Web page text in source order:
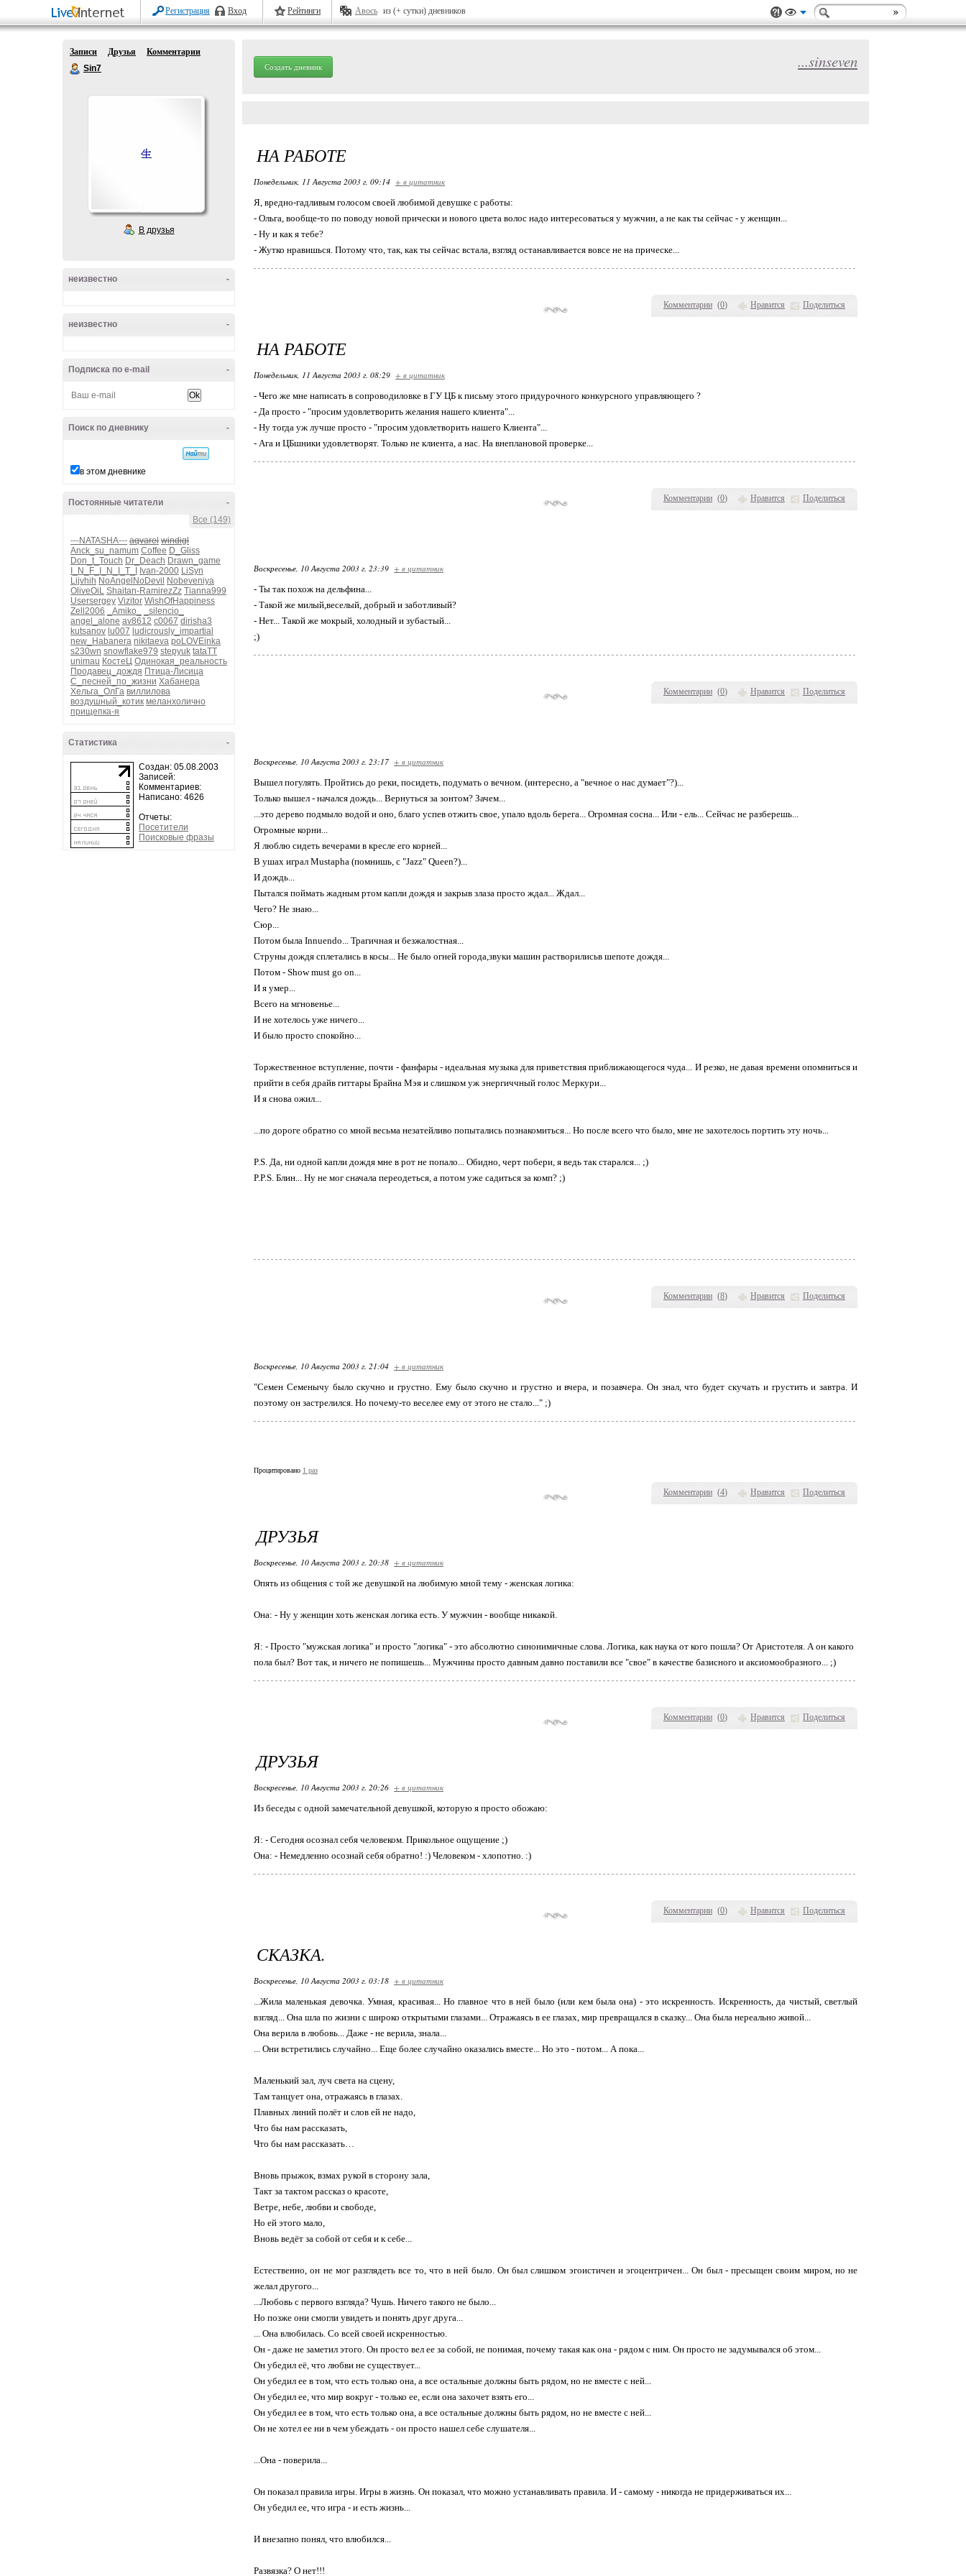
Регистрация Вход Рейтинги Авось из (+ сутки) дневников
Записи Друзья
Комментарии
Sin7
В друзья
-
неизвестно
-
неизвестно
-
Подписка по e-mail
-
Поиск по дневнику
в этом дневнике
-
Постоянные читатели
Все (149)
---NATASHA--- aqvarel windigl
Anck_su_namum Coffee D_Gliss
Don_t_Touch Dr_Deach Drawn_game
I_N_F_I_N_I_T_I
Ivan-2000 LiSyn
Lijvhih NoAngelNoDevil
Nobeveniya
OliveOiL Shaitan-RamirezZz Tianna999
Usersergey Vizitor WishOfHappiness
Zell2006
_Amiko_
_silencio_
angel_alone av8612 c0067 dirisha3
kutsanov lu007 ludicrously_impartial
new_Habanera nikitaeva poLOVEinka
s230wn snowflake979 stepyuk tataTT
unimau КостеЦ Одинокая_реальность
Продавец_дождя Птица-Лисица
С_песней_по_жизни Хабанера
Хельга_ОлГа виллилова
воздушный_котик меланхолично
прищепка-я
-
Статистика
Создан: 05.08.2003
Записей:
Комментариев:
Написано: 4626
Отчеты:
Посетители
Поисковые фразы
Создать дневник ...sinseven
Комментарии (0) Нравится Поделиться
НА РАБОТЕ
Понедельник, 11 Августа 2003 г. 09:14 + в цитатник
Я, вредно-гадливым голосом своей любимой девушке с работы:
- Ольга, вообще-то по поводу новой прически и нового цвета волос надо интересоваться у мужчин, а не как ты сейчас - у женщин...
- Ну и как я тебе?
- Жутко нравишься. Потому что, так, как ты сейчас встала, взгляд останавливается вовсе не на прическе...
Комментарии (0) Нравится Поделиться
НА РАБОТЕ
Понедельник, 11 Августа 2003 г. 08:29 + в цитатник
- Чего же мне написать в сопроводиловке в ГУ ЦБ к письму этого придурочного конкурсного управляющего ?
- Да просто - "просим удовлетворить желания нашего клиента"...
- Ну тогда уж лучше просто - "просим удовлетворить нашего Клиента"...
- Ага и ЦБшники удовлетворят. Только не клиента, а нас. На внеплановой проверке...
Комментарии (0) Нравится Поделиться
Воскресенье, 10 Августа 2003 г. 23:39 + в цитатник
- Ты так похож на дельфина...
- Такой же милый,веселый, добрый и заботливый?
- Нет... Такой же мокрый, холодный и зубастый...
;)
Комментарии (8) Нравится Поделиться
Воскресенье, 10 Августа 2003 г. 23:17 + в цитатник
Вышел погулять. Пройтись до реки, посидеть, подумать о вечном. (интересно, а "вечное о нас думает"?)...
Только вышел - начался дождь... Вернуться за зонтом? Зачем...
...это дерево подмыло водой и оно, благо успев отжить свое, упало вдоль берега... Огромная сосна... Или - ель... Сейчас не разберешь...
Огромные корни...
Я люблю сидеть вечерами в кресле его корней...
В ушах играл Mustapha (помнишь, с "Jazz" Queen?)...
И дождь...
Пытался поймать жадным ртом капли дождя и закрыв злаза просто ждал... Ждал...
Чего? Не знаю...
Сюр...
Потом была Innuendo... Трагичная и безжалостная...
Струны дождя сплетались в косы... Не было огней города,звуки машин растворилисьв шепоте дождя...
Потом - Show must go on...
И я умер...
Всего на мгновенье...
И не хотелось уже ничего...
И было просто спокойно...
Торжественное вступление, почти - фанфары - идеальная музыка для приветствия приближающегося чуда... И резко, не давая времени опомниться и
прийти в себя драйв гиттары Брайна Мэя и слишком уж энергиччный голос Меркури...
И я снова ожил...
...по дороге обратно со мной весьма незатейливо попытались познакомиться... Но после всего что было, мне не захотелось портить эту ночь...
P.S. Да, ни одной капли дождя мне в рот не попало... Обидно, черт побери, я ведь так старался... ;)
P.P.S. Блин... Ну не мог сначала переодеться, а потом уже садиться за комп? ;)
Комментарии (4) Нравится Поделиться
Воскресенье, 10 Августа 2003 г. 21:04 + в цитатник
"Семен Семенычу было скучно и грустно. Ему было скучно и грустно и вчера, и позавчера. Он знал, что будет скучать и грустить и завтра. И
поэтому он застрелился. Но почему-то веселее ему от этого не стало..." ;)
Процитировано 1 раз
Комментарии (0) Нравится Поделиться
ДРУЗЬЯ
Воскресенье, 10 Августа 2003 г. 20:38 + в цитатник
Опять из общения с той же девушкой на любимую мной тему - женская логика:
Она: - Ну у женщин хоть женская логика есть. У мужчин - вообще никакой.
Я: - Просто "мужская логика" и просто "логика" - это абсолютно синонимичные слова. Логика, как наука от кого пошла? От Аристотеля. А он какого
пола был? Вот так, и ничего не попишешь... Мужчины просто давным давно поставили все "свое" в качестве базисного и аксиомообразного... ;)
Комментарии (0) Нравится Поделиться
ДРУЗЬЯ
Воскресенье, 10 Августа 2003 г. 20:26 + в цитатник
Из беседы с одной замечательной девушкой, которую я просто обожаю:
Я: - Сегодня осознал себя человеком. Прикольное ощущение ;)
Она: - Немедленно осознай себя обратно! :) Человеком - хлопотно. :)
СКАЗКА.
Воскресенье, 10 Августа 2003 г. 03:18 + в цитатник
...Жила маленькая девочка. Умная, красивая... Но главное что в ней было (или кем была она) - это искренность. Искренность, да чистый, светлый
взгляд... Она шла по жизни с широко открытыми глазами... Отражаясь в ее глазах, мир превращался в сказку... Она была нереально живой...
Она верила в любовь... Даже - не верила, знала...
... Они встретились случайно... Еще более случайно оказались вместе... Но это - потом... А пока...
Маленький зал, луч света на сцену,
Там танцует она, отражаясь в глазах.
Плавных линий полёт и слов ей не надо,
Что бы нам рассказать,
Что бы нам рассказать…
Вновь прыжок, взмах рукой в сторону зала,
Такт за тактом рассказ о красоте,
Ветре, небе, любви и свободе,
Но ей этого мало,
Вновь ведёт за собой от себя и к себе...
Естественно, он не мог разглядеть все то, что в ней было. Он был слишком эгоистичен и эгоцентричен... Он был - пресыщен своим миром, но не
желал другого...
...Любовь с первого взгляда? Чушь. Ничего такого не было...
Но позже они смогли увидеть и понять друг друга...
... Она влюбилась. Со всей своей искренностью.
Он - даже не заметил этого. Он просто вел ее за собой, не понимая, почему такая как она - рядом с ним. Он просто не задумывался об этом...
Он убедил её, что любви не существует...
Он убедил ее в том, что есть только она, а все остальные должны быть рядом, но не вместе с ней...
Он убедил ее, что мир вокруг - только ее, если она захочет взять его...
Он убедил ее в том, что есть только она, а все остальные должны быть рядом, но не вместе с ней...
Он не хотел ее ни в чем убеждать - он просто нашел себе слушателя...
...Она - поверила...
Он показал правила игры. Игры в жизнь. Он показал, что можно устанавливать правила. И - самому - никогда не придерживаться их...
Он убедил ее, что игра - и есть жизнь...
И внезапно понял, что влюбился...
Развязка? О нет!!!